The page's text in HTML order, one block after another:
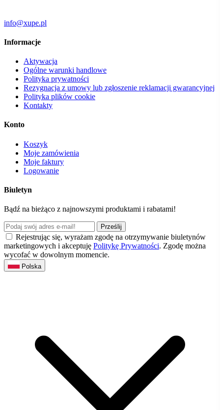
info@xupe.pl
Informacje
Aktywacja
Ogólne warunki handlowe
Polityka prywatności
Rezygnacja z umowy lub zgłoszenie reklamacji gwarancyjnej
Polityka plików cookie
Kontakty
Konto
Koszyk
Moje zamówienia
Moje faktury
Logowanie
Biuletyn
Bądź na bieżąco z najnowszymi produktami i rabatami!
Prześlij
Rejestrując się, wyrażam zgodę na otrzymywanie biuletynów
marketingowych i akceptuję Politykę Prywatności. Zgodę można
wycofać w dowolnym momencie.
Polska